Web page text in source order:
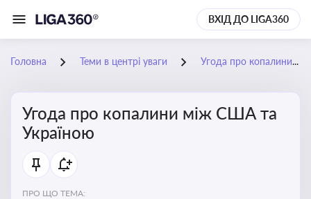
ВХІД ДО LIGA360
Головна Теми в центрі уваги Угода про копалини між США та Україною
Угода про копалини між США та
Україною
ПРО ЩО ТЕМА: